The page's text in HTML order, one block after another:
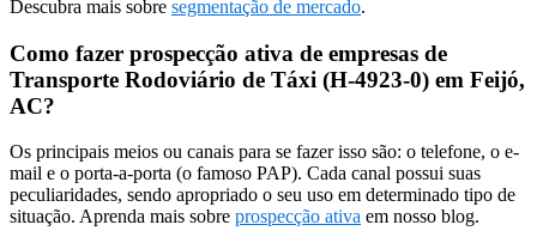
Descubra mais sobre segmentação de mercado.
Como fazer prospecção ativa de empresas de
Transporte Rodoviário de Táxi (H-4923-0) em Feijó,
AC?
Os principais meios ou canais para se fazer isso são: o telefone, o e-
mail e o porta-a-porta (o famoso PAP). Cada canal possui suas
peculiaridades, sendo apropriado o seu uso em determinado tipo de
situação. Aprenda mais sobre prospecção ativa em nosso blog.